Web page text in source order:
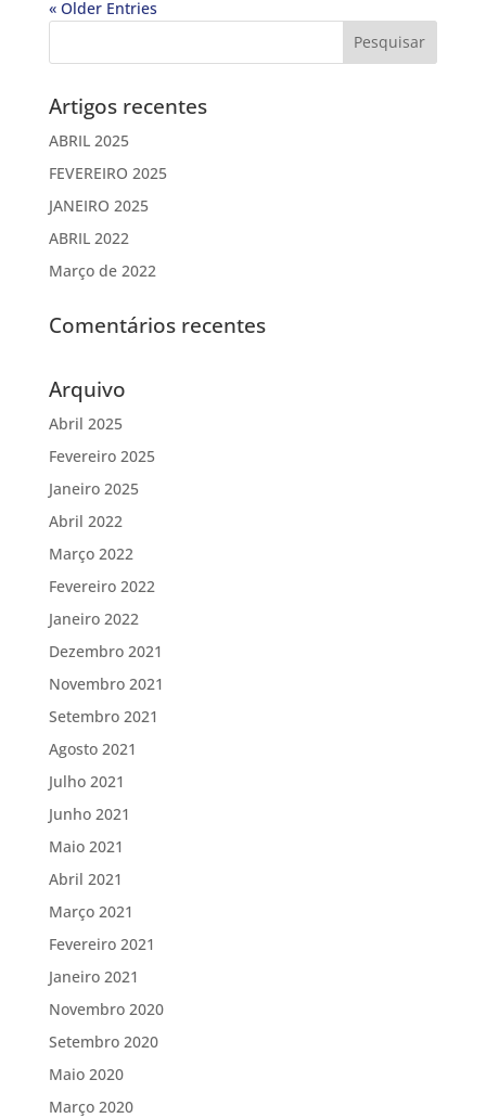
« Older Entries
Artigos recentes
ABRIL 2025
FEVEREIRO 2025
JANEIRO 2025
ABRIL 2022
Março de 2022
Comentários recentes
Arquivo
Abril 2025
Fevereiro 2025
Janeiro 2025
Abril 2022
Março 2022
Fevereiro 2022
Janeiro 2022
Dezembro 2021
Novembro 2021
Setembro 2021
Agosto 2021
Julho 2021
Junho 2021
Maio 2021
Abril 2021
Março 2021
Fevereiro 2021
Janeiro 2021
Novembro 2020
Setembro 2020
Maio 2020
Março 2020